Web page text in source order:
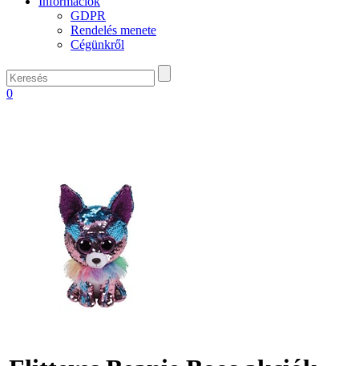
GDPR
Rendelés menete
Cégünkről
0